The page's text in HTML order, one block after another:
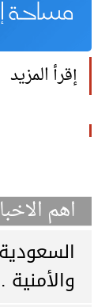
إقرأ المزيد
اهم
والأمنية